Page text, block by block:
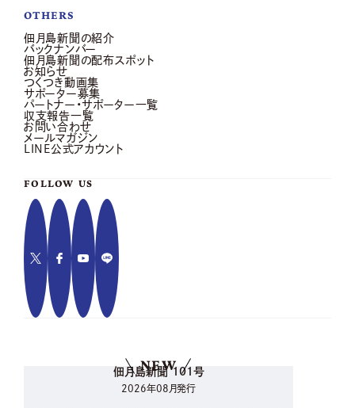
OTHERS
佃月島新聞の紹介
バックナンバー
佃月島新聞の配布スポット
お知らせ
つくつき動画集
サポーター募集
パートナー・サポーター一覧
収支報告一覧
お問い合わせ
メールマガジン
LINE公式アカウント
FOLLOW US
NEW
佃月島新聞 101号
2026年08月発行